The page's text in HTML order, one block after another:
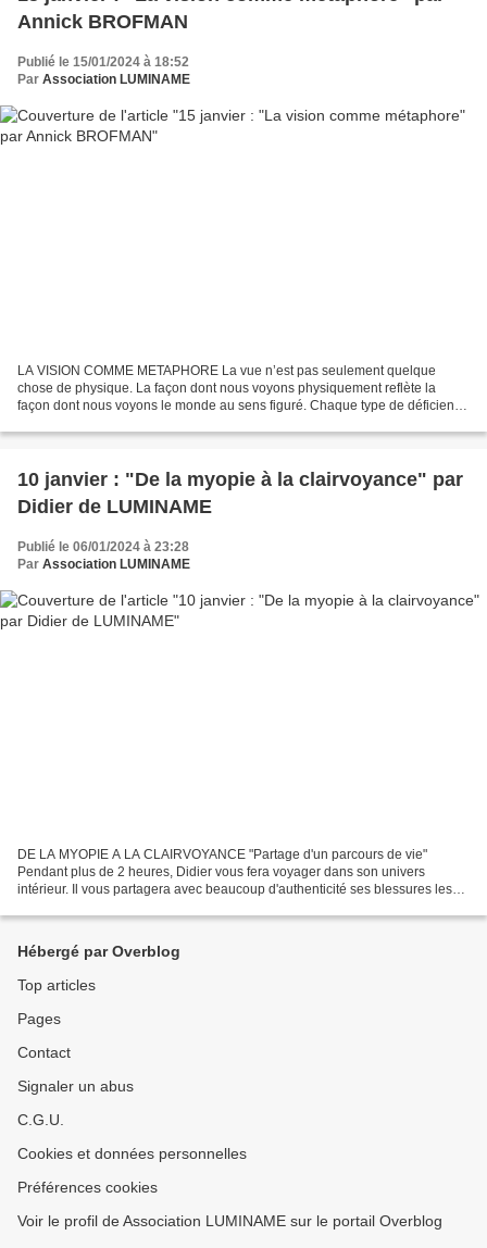
Annick BROFMAN
Publié le 15/01/2024 à 18:52
Par Association LUMINAME
LA VISION COMME METAPHORE La vue n’est pas seulement quelque
chose de physique. La façon dont nous voyons physiquement reflète la
façon dont nous voyons le monde au sens figuré. Chaque type de déficience
10 janvier : "De la myopie à la clairvoyance" par
Didier de LUMINAME
Publié le 06/01/2024 à 23:28
Par Association LUMINAME
DE LA MYOPIE A LA CLAIRVOYANCE "Partage d'un parcours de vie"
Pendant plus de 2 heures, Didier vous fera voyager dans son univers
intérieur. Il vous partagera avec beaucoup d'authenticité ses blessures les
Hébergé par Overblog
Top articles
Pages
Contact
Signaler un abus
C.G.U.
Cookies et données personnelles
Préférences cookies
Voir le profil de Association LUMINAME sur le portail Overblog